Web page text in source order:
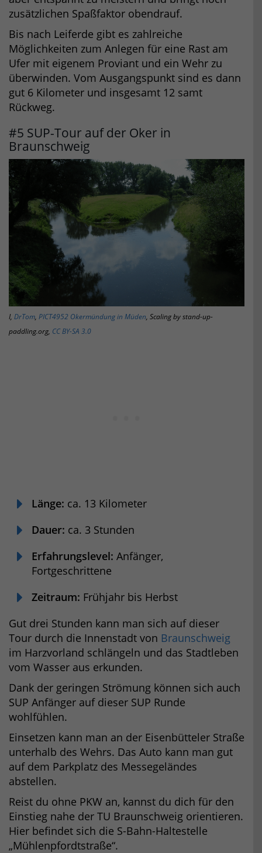
zusätzlichen Spaßfaktor obendrauf.
Bis nach Leiferde gibt es zahlreiche
Möglichkeiten zum Anlegen für eine Rast am
Ufer mit eigenem Proviant und ein Wehr zu
überwinden. Vom Ausgangspunkt sind es dann
gut 6 Kilometer und insgesamt 12 samt
Rückweg.
#5 SUP-Tour auf der Oker in
Braunschweig
I, DrTom, PICT4952 Okermündung in Müden, Scaling by stand-up-
paddling.org, CC BY-SA 3.0
Länge: ca. 13 Kilometer
Dauer: ca. 3 Stunden
Erfahrungslevel: Anfänger,
Fortgeschrittene
Zeitraum: Frühjahr bis Herbst
Gut drei Stunden kann man sich auf dieser
Tour durch die Innenstadt von Braunschweig
im Harzvorland schlängeln und das Stadtleben
vom Wasser aus erkunden.
Dank der geringen Strömung können sich auch
SUP Anfänger auf dieser SUP Runde
wohlfühlen.
Einsetzen kann man an der Eisenbütteler Straße
unterhalb des Wehrs. Das Auto kann man gut
auf dem Parkplatz des Messegeländes
abstellen.
Reist du ohne PKW an, kannst du dich für den
Einstieg nahe der TU Braunschweig orientieren.
Hier befindet sich die S-Bahn-Haltestelle
„Mühlenpfordtstraße“.